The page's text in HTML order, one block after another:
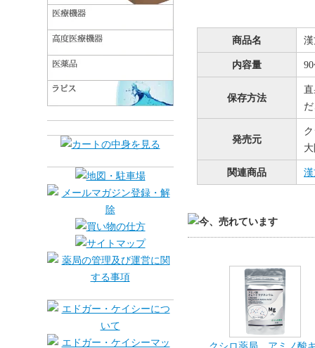
商品名
内容量
保存方法
発売元
関連商品